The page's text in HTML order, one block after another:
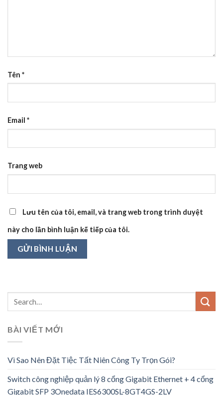
Tên *
Email *
Trang web
Lưu tên của tôi, email, và trang web trong trình duyệt
này cho lần bình luận kế tiếp của tôi.
BÀI VIẾT MỚI
Vì Sao Nên Đặt Tiệc Tất Niên Công Ty Trọn Gói?
Switch công nghiệp quản lý 8 cổng Gigabit Ethernet + 4 cổng
Gigabit SFP 3Onedata IES6300SL-8GT4GS-2LV